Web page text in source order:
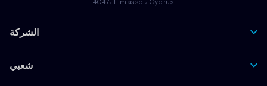
الشركة
شعبي